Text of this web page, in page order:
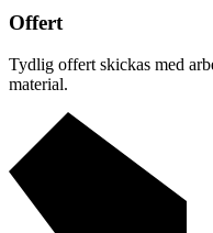
Offert
Tydlig offert skickas med
material.